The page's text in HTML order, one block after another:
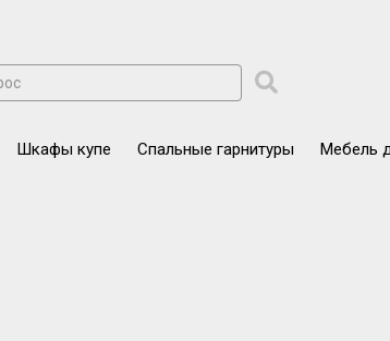
Шкафы купе Спальные гарнитуры Мебель